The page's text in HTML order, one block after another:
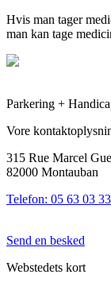
Hvis man tager
man kan tage
Parkering +
Vore
315 Rue Marcel
82000 Montauban
Telefon: 05 63 03
Send en besked
Webstedets kort